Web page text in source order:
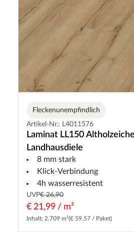
Fleckenunempfindlich
Artikel-Nr.: L4011576
Laminat LL150
Landhausdiele
8 mm stark
Klick-Verbindung
4h wasserresistent
UVP€ 26,90
€ 21,99 / m²
Inhalt: 2.709 m²(€ 59,57 / Paket)